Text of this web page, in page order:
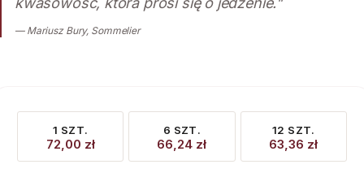
— Mariusz Bury, Sommelier
1 SZT.
72,00 zł
6 SZT.
66,24 zł
12 SZT.
63,36 zł